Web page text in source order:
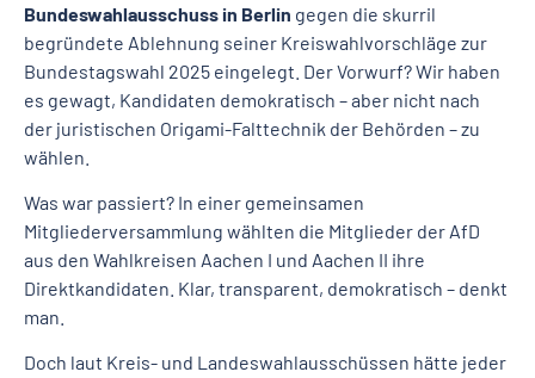
Bundeswahlausschuss in Berlin gegen die skurril
begründete Ablehnung seiner Kreiswahlvorschläge zur
Bundestagswahl 2025 eingelegt. Der Vorwurf? Wir haben
es gewagt, Kandidaten demokratisch – aber nicht nach
der juristischen Origami-Falttechnik der Behörden – zu
wählen.
Was war passiert? In einer gemeinsamen
Mitgliederversammlung wählten die Mitglieder der AfD
aus den Wahlkreisen Aachen I und Aachen II ihre
Direktkandidaten. Klar, transparent, demokratisch – denkt
man.
Doch laut Kreis- und Landeswahlausschüssen hätte jeder